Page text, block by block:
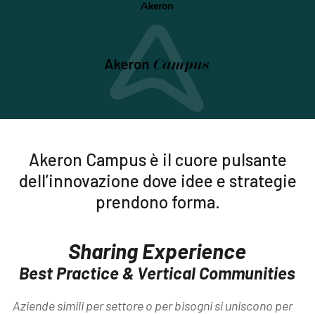
Akeron Campus è il cuore pulsante
dell’innovazione dove idee e strategie
prendono forma.
Sharing Experience
Best Practice & Vertical Communities
Aziende simili per settore o perbisogni si uniscono per